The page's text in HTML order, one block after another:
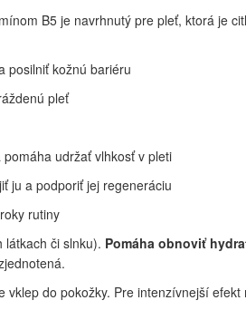
B5 je navrhnutý pre pleť, ktorá je
posilniť kožnú bariéru
pleť
udržať vlhkosť v pleti
ju a podporiť jej regeneráciu
rutiny
látkach či slnku). Pomáha obnoviť
do pokožky. Pre intenzívnejší efekt